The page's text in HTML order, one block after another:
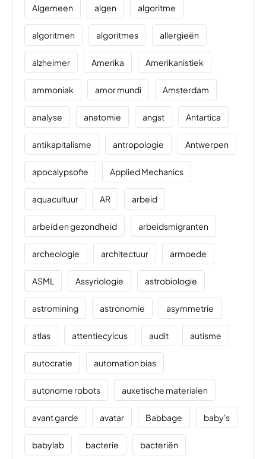
Algemeen algen algoritme
algoritmen algoritmes allergieën
alzheimer Amerika Amerikanistiek
ammoniak amor mundi Amsterdam
analyse anatomie angst Antartica
antikapitalisme antropologie Antwerpen
apocalypsofie Applied Mechanics
aquacultuur AR arbeid
arbeid en gezondheid arbeidsmigranten
archeologie architectuur armoede
ASML Assyriologie astrobiologie
astromining astronomie asymmetrie
atlas attentiecylcus audit autisme
autocratie automation bias
autonome robots auxetische materialen
avant garde avatar Babbage baby's
babylab bacterie bacteriën